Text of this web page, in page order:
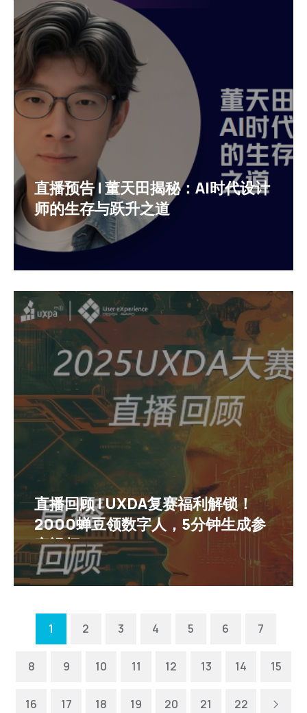
直播预告 | 董天田揭秘：AI时代设计
师的生存与跃升之道
直播回顾 | UXDA复赛福利解锁！
2000蝉豆领数字人，5分钟生成参
赛视频
1 2 3 4 5 6 7
8 9 10 11 12 13 14 15
16 17 18 19 20 21 22